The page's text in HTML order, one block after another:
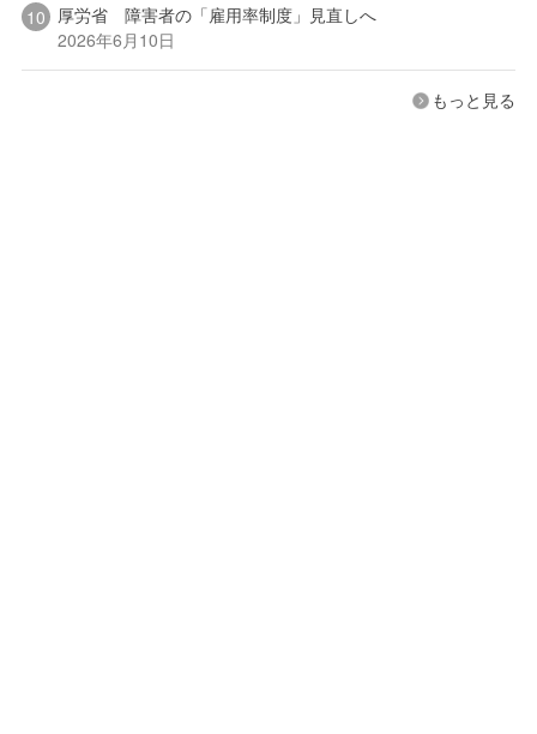
厚労省 障害者の「雇用率制度」見直しへ
2026年6月10日
もっと見る